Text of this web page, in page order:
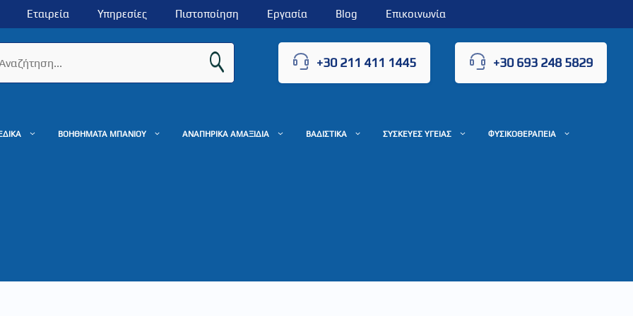
Εταιρεία Υπηρεσίες Πιστοποίηση Εργασία Blog Επικοινωνία
+30 211 411 1445 +30 693 248 5829
ΒΟΗΘΗΜΑΤΑ ΜΠΑΝΙΟΥ ΑΝΑΠΗΡΙΚΑ ΑΜΑΞΙΔΙΑ ΒΑΔΙΣΤΙΚΑ ΣΥΣΚΕΥΕΣ ΥΓΕΙΑΣ ΦΥΣΙΚΟΘΕΡΑΠΕΙΑ